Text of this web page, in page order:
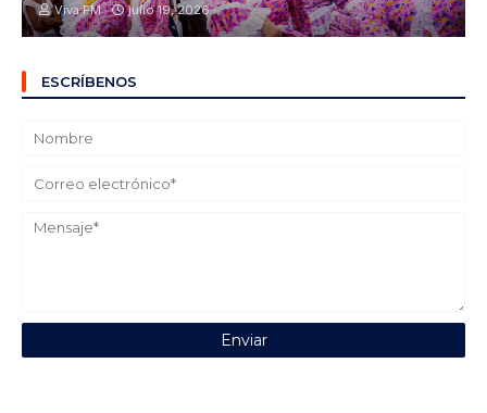
Viva FM julio 19, 2026
ESCRÍBENOS